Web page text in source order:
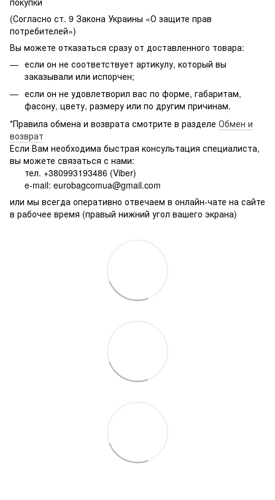
(Согласно ст. 9 Закона Украины «О защите прав
потребителей»)
Вы можете отказаться сразу от доставленного товара:
если он не соответствует артикулу, который вы
заказывали или испорчен;
если он не удовлетворил вас по форме, габаритам,
фасону, цвету, размеру или по другим причинам.
*Правила обмена и возврата смотрите в разделе Обмен и
возврат
Если Вам необходима быстрая консультация специалиста,
вы можете связаться с нами:
тел. +380993193486 (Viber)
e-mail: eurobagcomua@gmail.com
или мы всегда оперативно отвечаем в онлайн-чате на сайте
в рабочее время (правый нижний угол вашего экрана)